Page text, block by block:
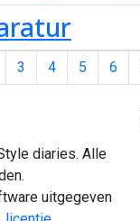
3 4 5 6
diaries. Alle
uitgegeven